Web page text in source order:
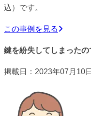
込）です。
この事例を見る
鍵を紛失してしまった
掲載日：2023年07月10日